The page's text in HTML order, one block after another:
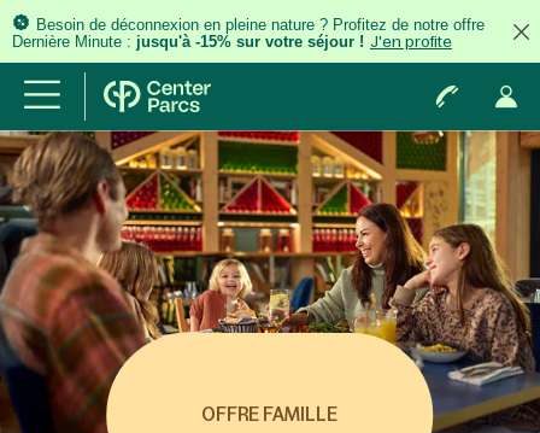
Besoin de déconnexion en pleine nature ? Profitez de notre offre
Dernière Minute : jusqu'à -15% sur votre séjour ! J'en profite
OFFRE FAMILLE